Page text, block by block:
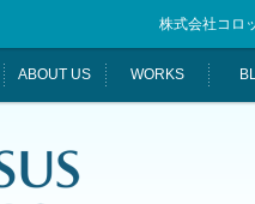
株式会社コロ
ABOUT US WORKS